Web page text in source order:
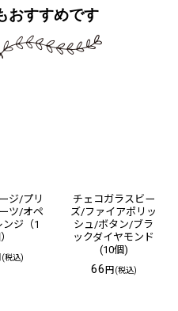
おすすめです
ジ/プリ
ツ/オペ
ンジ（1
(税込)
チェコガラスビー
ズ/ファイアポリッ
シュ/ボタン/ブラ
ックダイヤモンド
(10個)
66円(税込)